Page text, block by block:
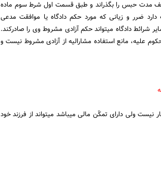
مدت حبس را بگذراند و طبق قسمت اول شرط سوم ماده
استطاعت دارد ضرر و زیانی که مورد حکم دادگاه یا موافقت مدعی
خصوصی واقع شده بپردازد یا قرار پرداخت آن را بدهد…» در صورت جمع بودن سایر شرائط دادگاه می‎تواند حکم آزادی مشروط وی را صادرکند.
علیه، مانع استفاده مشارالیه از آزادی مشروط نیست و
افرادی که مستحق دریافت نفقه هستند، کدامند؟ آیا پدری که قادر به کار نیست ولی دارای تمکّن مالی می‎باشد می‎تواند از فرزند خود